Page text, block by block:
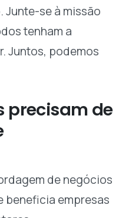
se à missão
tenham a
Juntos, podemos
precisam de
de negócios
beneficia empresas